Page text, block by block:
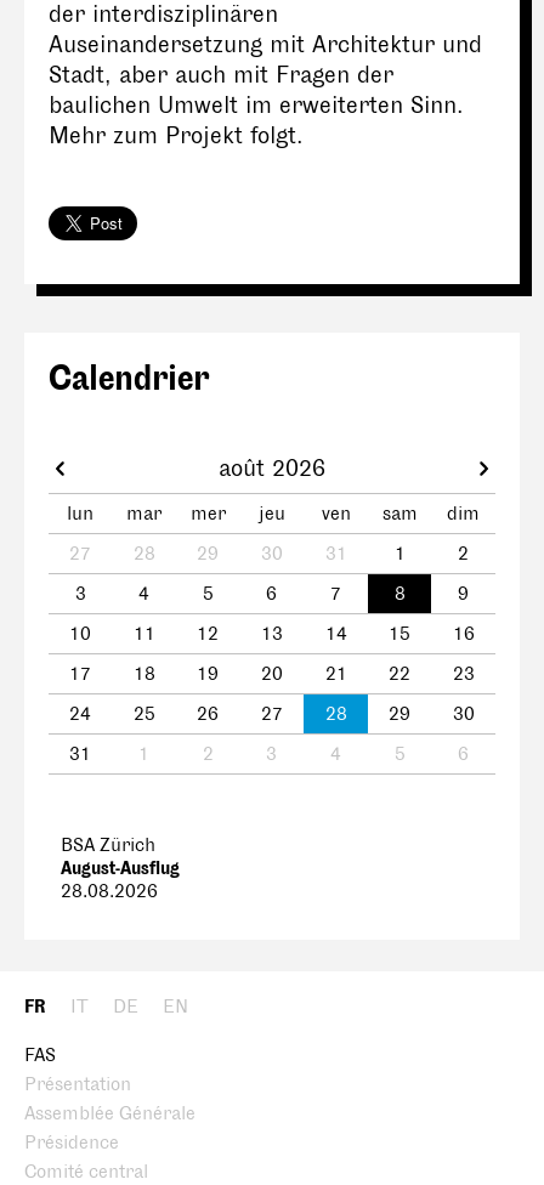
der interdisziplinären
Auseinandersetzung mit Architektur und
Stadt, aber auch mit Fragen der
baulichen Umwelt im erweiterten Sinn.
Mehr zum Projekt folgt.
Calendrier
août 2026
lun mar mer jeu ven sam
dim
27
28 29 30 31 1
2
3
4 5 6 7 8
9
10
11 12 13 14 15
16
17
18 19 20 21 22
23
24
25 26 27 28 29
30
31
1 2 3 4 5 6
BSA Zürich
August-Ausflug
28.08.2026
FR IT DE EN
FAS
Présentation
Assemblée Générale
Présidence
Comité central